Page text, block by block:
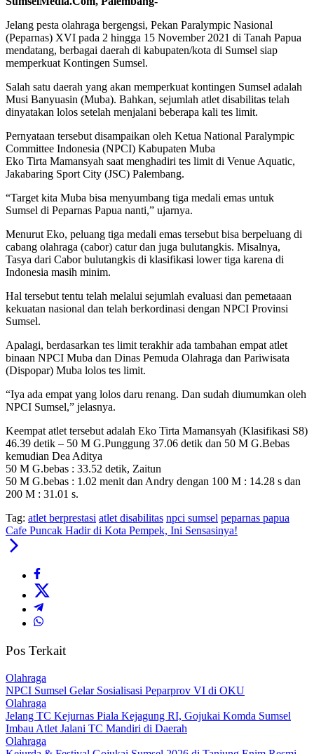
Jelang pesta olahraga bergengsi, Pekan Paralympic Nasional
(Peparnas) XVI pada 2 hingga 15 November 2021 di Tanah Papua
mendatang, berbagai daerah di kabupaten/kota di Sumsel siap
memperkuat Kontingen Sumsel.
Salah satu daerah yang akan memperkuat kontingen Sumsel adalah
Musi Banyuasin (Muba). Bahkan, sejumlah atlet disabilitas telah
dinyatakan lolos setelah menjalani beberapa kali tes limit.
Pernyataan tersebut disampaikan oleh Ketua National Paralympic
Committee Indonesia (NPCI) Kabupaten Muba
Eko Tirta Mamansyah saat menghadiri tes limit di Venue Aquatic,
Jakabaring Sport City (JSC) Palembang.
“Target kita Muba bisa menyumbang tiga medali emas untuk
Sumsel di Peparnas Papua nanti,” ujarnya.
Menurut Eko, peluang tiga medali emas tersebut bisa berpeluang di
cabang olahraga (cabor) catur dan juga bulutangkis. Misalnya,
Tasya dari Cabor bulutangkis di klasifikasi lower tiga karena di
Indonesia masih minim.
Hal tersebut tentu telah melalui sejumlah evaluasi dan pemetaaan
kekuatan nasional dan telah berkordinasi dengan NPCI Provinsi
Sumsel.
Apalagi, berdasarkan tes limit terakhir ada tambahan empat atlet
binaan NPCI Muba dan Dinas Pemuda Olahraga dan Pariwisata
(Dispopar) Muba lolos tes limit.
“Iya ada empat yang lolos daru renang. Dan sudah diumumkan oleh
NPCI Sumsel,” jelasnya.
Keempat atlet tersebut adalah Eko Tirta Mamansyah (Klasifikasi S8)
46.39 detik – 50 M G.Punggung 37.06 detik dan 50 M G.Bebas
kemudian Dea Aditya
50 M G.bebas : 33.52 detik, Zaitun
50 M G.bebas : 1.02 menit dan Andry dengan 100 M : 14.28 s dan
200 M : 31.01 s.
Tag: atlet berprestasi atlet disabilitas npci sumsel peparnas papua
Cafe Puncak Hadir di Kota Pempek, Ini Sensasinya!
Pos Terkait
Olahraga
NPCI Sumsel Gelar Sosialisasi Peparprov VI di OKU
Olahraga
Jelang TC Kejurnas Piala Kejagung RI, Gojukai Komda Sumsel
Imbau Atlet Jalani TC Mandiri di Daerah
Olahraga